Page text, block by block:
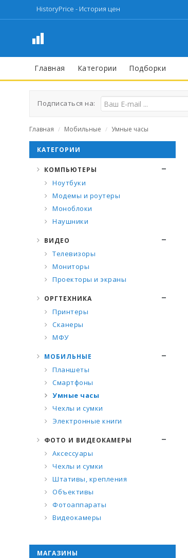
HistoryPrice - История цен
Главная Категории Подборки
Подписаться на:
Главная / Мобильные / Умные часы
КАТЕГОРИИ
КОМПЬЮТЕРЫ
Ноутбуки
Модемы и роутеры
Моноблоки
Наушники
ВИДЕО
Телевизоры
Мониторы
Проекторы и экраны
ОРГТЕХНИКА
Принтеры
Сканеры
МФУ
МОБИЛЬНЫЕ
Планшеты
Смартфоны
Умные часы
Чехлы и сумки
Электронные книги
ФОТО И ВИДЕОКАМЕРЫ
Аксессуары
Чехлы и сумки
Штативы, крепления
Объективы
Фотоаппараты
Видеокамеры
МАГАЗИНЫ